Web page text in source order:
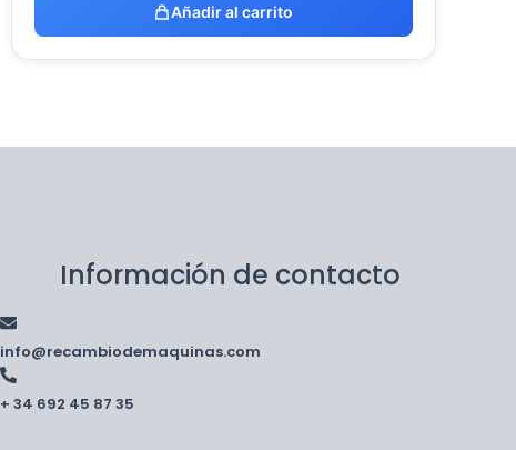
Añadir al carrito
Información de contacto
info@recambiodemaquinas.com
+ 34 692 45 87 35